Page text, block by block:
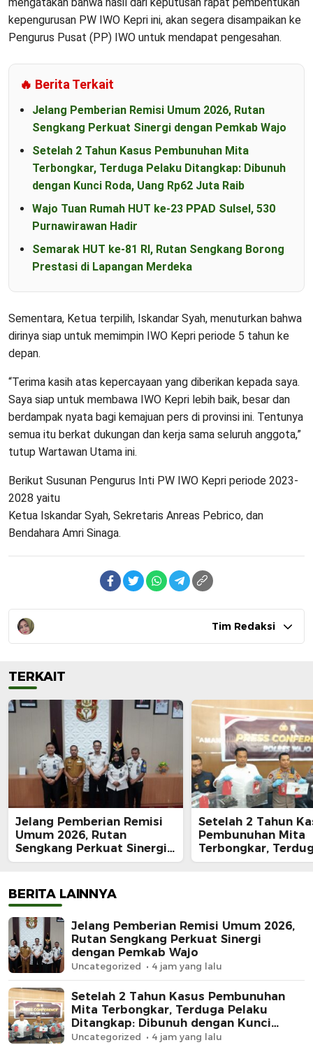
mengatakan bahwa hasil dari keputusan rapat pembentukan
kepengurusan PW IWO Kepri ini, akan segera disampaikan ke
Pengurus Pusat (PP) IWO untuk mendapat pengesahan.
🔥 Berita Terkait
Jelang Pemberian Remisi Umum 2026, Rutan
Sengkang Perkuat Sinergi dengan Pemkab Wajo
Setelah 2 Tahun Kasus Pembunuhan Mita
Terbongkar, Terduga Pelaku Ditangkap: Dibunuh
dengan Kunci Roda, Uang Rp62 Juta Raib
Wajo Tuan Rumah HUT ke-23 PPAD Sulsel, 530
Purnawirawan Hadir
Semarak HUT ke-81 RI, Rutan Sengkang Borong
Prestasi di Lapangan Merdeka
Sementara, Ketua terpilih, Iskandar Syah, menuturkan bahwa
dirinya siap untuk memimpin IWO Kepri periode 5 tahun ke
depan.
“Terima kasih atas kepercayaan yang diberikan kepada saya.
Saya siap untuk membawa IWO Kepri lebih baik, besar dan
berdampak nyata bagi kemajuan pers di provinsi ini. Tentunya
semua itu berkat dukungan dan kerja sama seluruh anggota,”
tutup Wartawan Utama ini.
Berikut Susunan Pengurus Inti PW IWO Kepri periode 2023-
2028 yaitu
Ketua Iskandar Syah, Sekretaris Anreas Pebrico, dan
Bendahara Amri Sinaga.
Tim Redaksi
TERKAIT
Jelang Pemberian Remisi
Umum 2026, Rutan
Sengkang Perkuat Sinergi
dengan Pemkab Wajo
Setelah 2 Tahun
Pembunuhan Mita
Terbongkar,
Pelaku Ditangkap:
BERITA LAINNYA
Jelang Pemberian Remisi Umum 2026,
Rutan Sengkang Perkuat Sinergi
dengan Pemkab Wajo
Uncategorized 4 jam yang lalu
Setelah 2 Tahun Kasus Pembunuhan
Mita Terbongkar, Terduga Pelaku
Ditangkap: Dibunuh dengan Kunci
Roda, Uang Rp62 Juta Raib
Uncategorized 4 jam yang lalu